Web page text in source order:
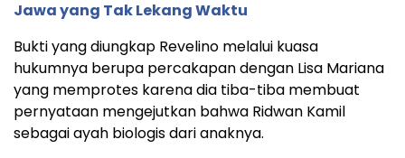
Jawa yang Tak Lekang Waktu
Bukti yang diungkap Revelino melalui kuasa
hukumnya berupa percakapan dengan Lisa Mariana
yang memprotes karena dia tiba-tiba membuat
pernyataan mengejutkan bahwa Ridwan Kamil
sebagai ayah biologis dari anaknya.